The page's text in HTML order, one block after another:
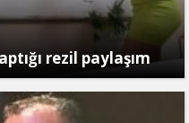
rezil paylaşım